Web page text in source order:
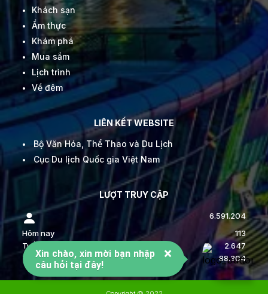
×
Xin chào, xin mời bạn nhập
câu hỏi tại đây!
Khách sạn
Ẩm thực
Khám phá
Mua sắm
Lịch trình
Về đêm
LIÊN KẾT WEBSITE
Bộ Văn Hóa, Thể Thao và Du Lịch
Cục Du lịch Quốc gia Việt Nam
LƯỢT TRUY CẬP
6.591.204
Hôm nay
113
Tuần này
2.647
Tháng này
88.304